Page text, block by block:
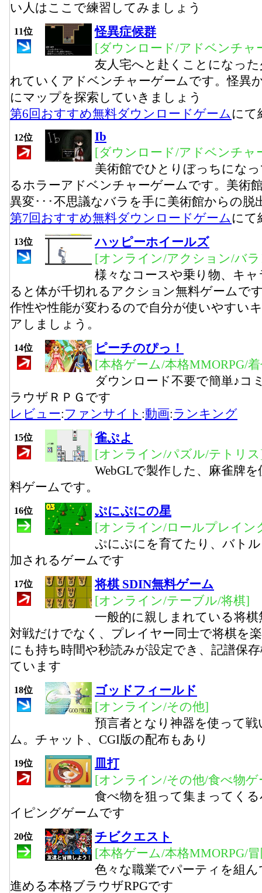
い人はここで練習してみましょう
11位
怪異症候群
[ダウンロード/アドベンチャ
友人宅へと赴くことになっ
れていくアドベンチャーゲームです。怪異
にマップを探索していきましょう
第6回おすすめ無料ダウンロードゲームにて
12位
Ib
[ダウンロード/アドベンチャ
美術館でひとりぼっちにな
るホラーアドベンチャーゲームです。美術
異変･･･不思議なバラを手に美術館からの脱
第7回おすすめ無料ダウンロードゲームにて
13位
ハッピーホイールズ
[オンライン/アクション/バ
様々なコースや乗り物、キ
ると体が千切れるアクション無料ゲームで
作性や性能が変わるので自分が使いやすい
アしましょう。
14位
ピーチのぴっ！
[本格ゲーム/本格MMORPG/
ダウンロード不要で簡単♪コ
ラウザＲＰＧです
レビュー:ファンサイト :動画:ランキング
15位
雀ぷよ
[オンライン/パズル/テトリ
WebGLで製作した、麻雀牌
料ゲームです。
16位
ぷにぷにの星
[オンライン/ロールプレイン
ぷにぷにを育てたり、バト
加されるゲームです
17位
将棋 SDIN無料ゲーム
[オンライン/テーブル/将棋]
一般的に親しまれている将
対戦だけでなく、プレイヤー同士で将棋を
にも持ち時間や秒読みが設定でき、記譜保
ています
18位
ゴッドフィールド
[オンライン/その他]
預言者となり神器を使って
ム。チャット、CGI版の配布もあり
19位
皿打
[オンライン/その他/食べ物ゲ
食べ物を狙って集まってく
イピングゲームです
20位
チビクエスト
[本格ゲーム/本格MMORPG/
色々な職業でパーティを組
進める本格ブラウザRPGです